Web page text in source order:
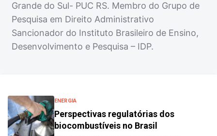
Grande do Sul- PUC RS. Membro do Grupo de
Pesquisa em Direito Administrativo
Sancionador do Instituto Brasileiro de Ensino,
Desenvolvimento e Pesquisa – IDP.
ENERGIA
Perspectivas regulatórias dos
biocombustíveis no Brasil